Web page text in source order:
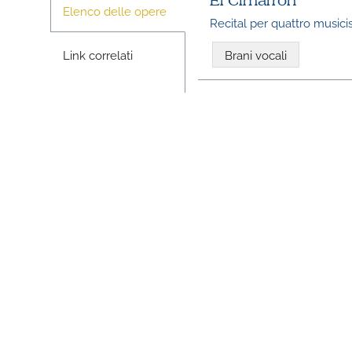
Elenco delle opere
Link correlati
Recital per quattro
Brani vocali